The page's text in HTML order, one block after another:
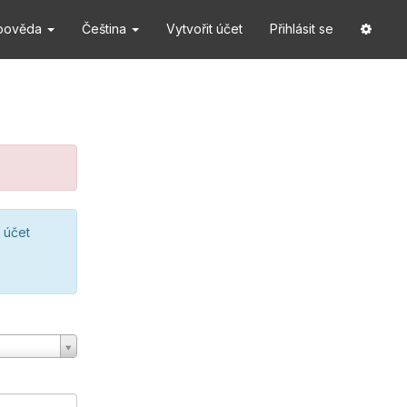
Čeština Vytvořit účet Přihlásit se
účet